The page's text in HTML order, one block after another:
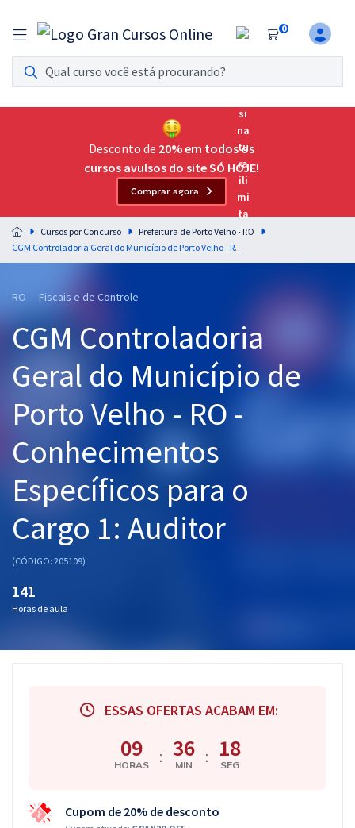
0
Assinatura Ilimitada 11
Acesso a todos os cursos. Teste grátis por 7 dias!
Assinatura OAB Até Passar
Acesso ilimitado a toda preparação para o Exame da
Residências Multiprofissionais
Preparação completa e intensiva para as principais
residências em saúde do Brasil
Cursos 20% OFF
Pós
Graduação
OAB
Questões grátis
Aprovados
Desconto de 20% em todos os
cursos avulsos do site SÓ HOJE!
Comprar agora
Cursos por Concurso
Prefeitura de Porto Velho - RO
CGM Controladoria Geral do Município de Porto Velho - RO - Conhecimentos Específicos para o Cargo 1: Auditor
RO - Fiscais e de Controle
CGM Controladoria
Geral do Município de
Porto Velho - RO -
Conhecimentos
Específicos para o
Cargo 1: Auditor
(CÓDIGO: 205109)
141
Horas de aula
ESSAS OFERTAS ACABAM EM:
09
HORAS : 36
MIN : 17
SEG
Cupom de 20% de desconto